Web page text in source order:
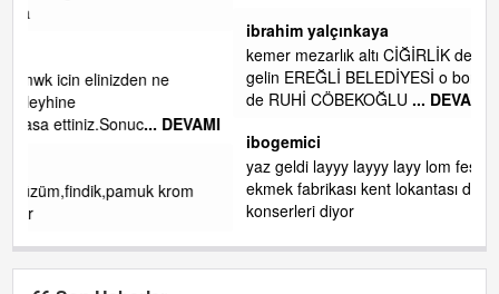
kemer mezarlık altı CİĞİRLİK deniz kenarına giden yola
gelin EREĞLİ BELEDİYESİ o boruları zamanında tüm ereğli
de RUHİ CÖBEKOĞLU
... DEVAMI
yaz geldi layyy layyy layy lom festivalleri başladı biz halk
ekmek fabrikası kent lokantası diyoruz ağacum yaz